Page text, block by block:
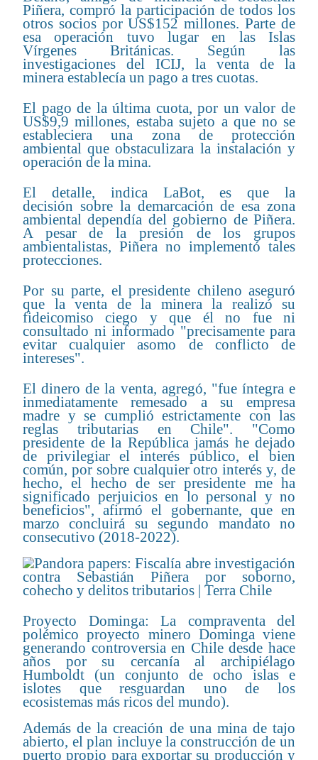
Piñera, compró la participación de todos los
otros socios por US$152 millones. Parte de
esa operación tuvo lugar en las Islas
Vírgenes Británicas. Según las
investigaciones del ICIJ, la venta de la
minera establecía un pago a tres cuotas.
El pago de la última cuota, por un valor de
US$9,9 millones, estaba sujeto a que no se
estableciera una zona de protección
ambiental que obstaculizara la instalación y
operación de la mina.
El detalle, indica LaBot, es que la
decisión sobre la demarcación de esa zona
ambiental dependía del gobierno de Piñera.
A pesar de la presión de los grupos
ambientalistas, Piñera no implementó tales
protecciones.
Por su parte, el presidente chileno aseguró
que la venta de la minera la realizó su
fideicomiso ciego y que él no fue ni
consultado ni informado "precisamente para
evitar cualquier asomo de conflicto de
intereses".
El dinero de la venta, agregó, "fue íntegra e
inmediatamente remesado a su empresa
madre y se cumplió estrictamente con las
reglas tributarias en Chile". "Como
presidente de la República jamás he dejado
de privilegiar el interés público, el bien
común, por sobre cualquier otro interés y, de
hecho, el hecho de ser presidente me ha
significado perjuicios en lo personal y no
beneficios", afirmó el gobernante, que en
marzo concluirá su segundo mandato no
consecutivo (2018-2022).
Proyecto Dominga: La compraventa del
polémico proyecto minero Dominga viene
generando controversia en Chile desde hace
años por su cercanía al archipiélago
Humboldt (un conjunto de ocho islas e
islotes que resguardan uno de los
ecosistemas más ricos del mundo).
Además de la creación de una mina de tajo
abierto, el plan incluye la construcción de un
puerto propio para exportar su producción y